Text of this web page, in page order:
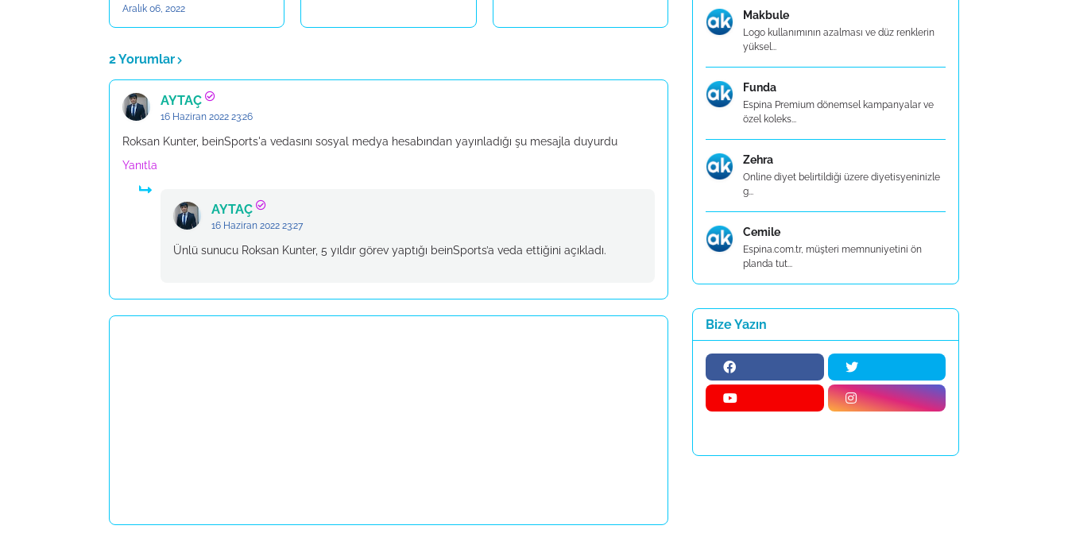
Aralık 06, 2022
2 Yorumlar
AYTAÇ
16 Haziran 2022 23:26
Roksan Kunter, beinSports'a vedasını sosyal medya hesabından yayınladığı şu mesajla duyurdu
Yanıtla
AYTAÇ
16 Haziran 2022 23:27
Ünlü sunucu Roksan Kunter, 5 yıldır görev yaptığı beinSports’a veda ettiğini açıkladı.
Makbule
Logo kullanımının azalması ve düz renklerin
yüksel...
Funda
Espina Premium dönemsel kampanyalar ve
özel koleks...
Zehra
Online diyet belirtildiği üzere diyetisyeninizle
g...
Cemile
Espina.com.tr, müşteri memnuniyetini ön
planda tut...
Bize Yazın